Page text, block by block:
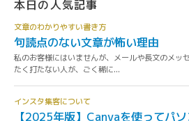
本日の人気記事